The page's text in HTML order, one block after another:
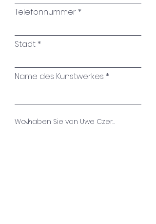
Telefonnummer
Stadt
Name des Kunstwerkes